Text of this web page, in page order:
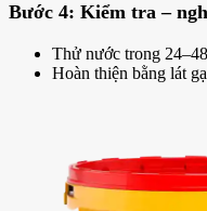
Bước 4: Kiểm tra –
Thử nước trong
Hoàn thiện bằng lát